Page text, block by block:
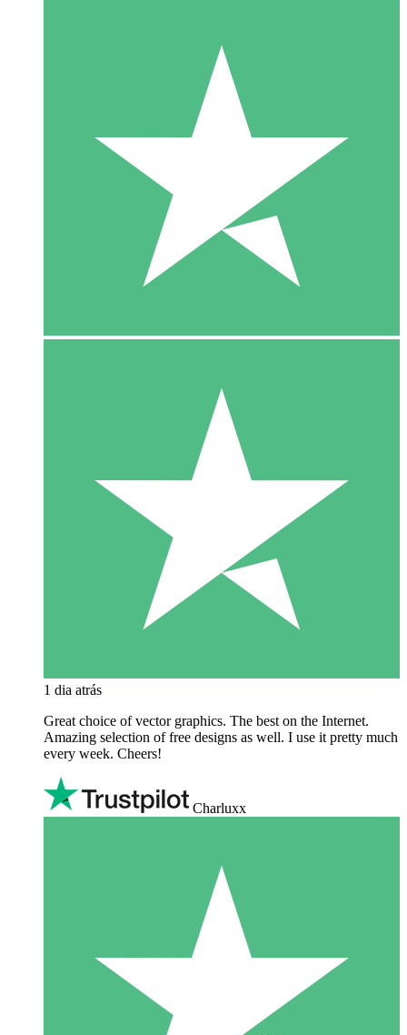
1 dia atrás
Great choice of vector graphics. The best on the Internet.
Amazing selection of free designs as well. I use it pretty much
every week. Cheers!
Charluxx